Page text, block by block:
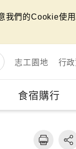
我們的Cookie使用
志工園地
行
食宿購行